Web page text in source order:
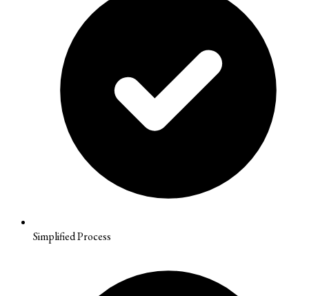
Simplified Process